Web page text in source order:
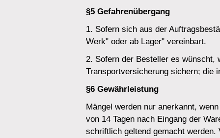
§5 Gefahrenübergang
1. Sofern sich aus der
Werk" oder ab Lager" vereinbart.
2. Sofern der Besteller es wünscht,
Transportversicherung sichern; die
§6 Gewährleistung
Mängel werden nur anerkannt,
von 14 Tagen nach Eingang der
schriftlich geltend gemacht werden.